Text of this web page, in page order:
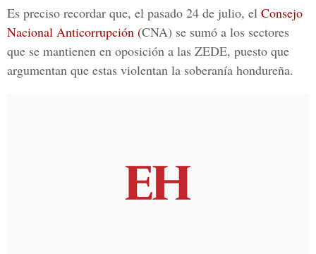
Es preciso recordar que, el pasado 24 de julio, el Consejo
Nacional Anticorrupción (CNA) se sumó a los sectores
que se mantienen en oposición a las ZEDE, puesto que
argumentan que estas violentan la soberanía hondureña.